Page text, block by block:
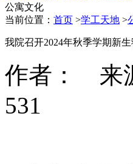
公寓文化
当前位置： 首页 >学工天地 >
我院召开2024年秋季学期新
作者： 来
531